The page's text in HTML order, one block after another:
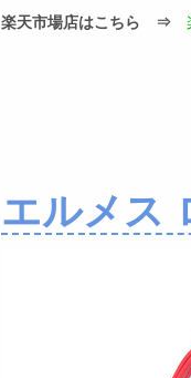
楽天市場店はこちら ⇒
エルメス